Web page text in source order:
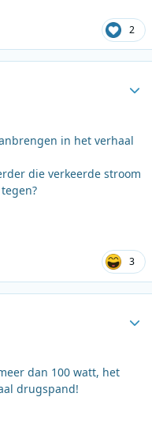
2
in het verhaal
die verkeerde stroom
3
dan 100 watt, het
drugspand!